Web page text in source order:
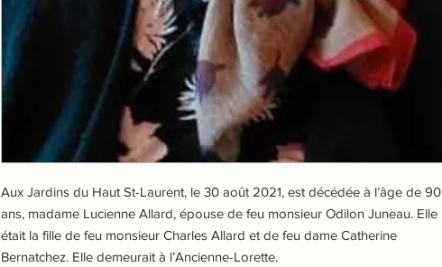
Aux Jardins du Haut St-Laurent, le 30 août 2021, est décédée à l’âge de 90
ans, madame Lucienne Allard, épouse de feu monsieur Odilon Juneau. Elle
était la fille de feu monsieur Charles Allard et de feu dame Catherine
Bernatchez. Elle demeurait à l’Ancienne-Lorette.